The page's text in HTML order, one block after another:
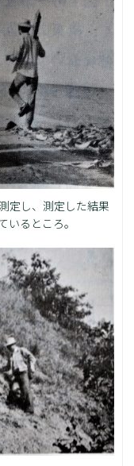
定し、測定した結果
るところ。